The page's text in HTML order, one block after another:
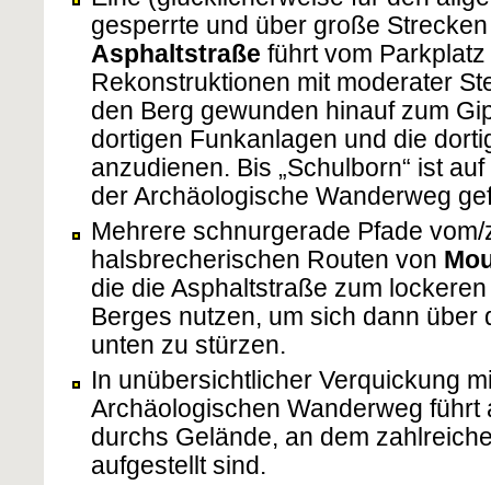
gesperrte und über große
Asphaltstraße führt vom
Rekonstruktionen mit moderater
den Berg gewunden hinauf zum
dortigen Funkanlagen und die
anzudienen. Bis „Schulborn“ ist
der Archäologische Wanderweg
Mehrere schnurgerade Pfade
halsbrecherischen Routen von
die die Asphaltstraße zum
Berges nutzen, um sich dann über
unten zu stürzen.
In unübersichtlicher Verquickung
Archäologischen Wanderweg
durchs Gelände, an dem
aufgestellt sind.